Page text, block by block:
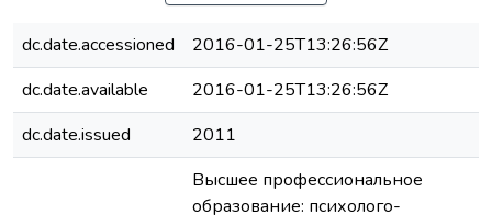
dc.date.accessioned
2016-01-25T13:26:56Z
dc.date.available
2016-01-25T13:26:56Z
dc.date.issued
2011
Высшее профессиональное
образование: психолого-